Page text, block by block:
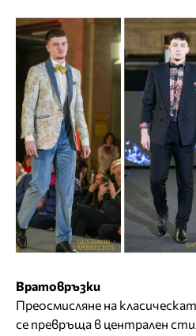
Вратовръзки
Преосмисляне на
се превръща в централен